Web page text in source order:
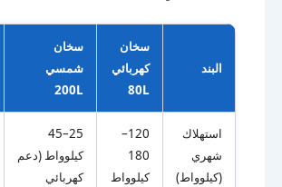
البند
سخان
كهربائي
80L
سخان
شمسي
200L
استهلاك
شهري
(كيلوواط)
120–
180
كيلوواط
25–45
كيلوواط (دعم
كهربائي